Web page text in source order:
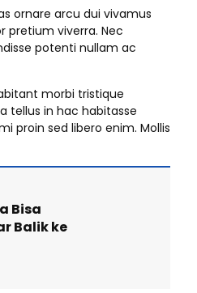
ornare arcu dui vivamus
pretium viverra. Nec
potenti nullam ac
morbi tristique
tellus in hac habitasse
proin sed libero enim. Mollis
Bisa
Balik ke